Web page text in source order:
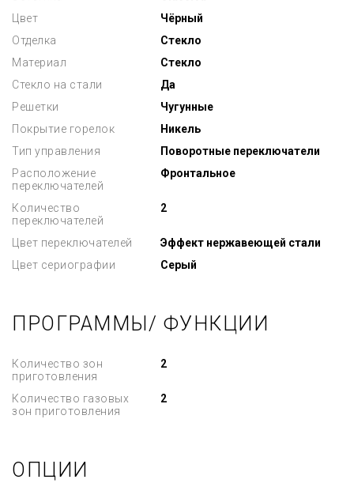
Цвет
Чёрный
Отделка
Стекло
Материал
Стекло
Стекло на стали
Да
Решетки
Чугунные
Покрытие горелок
Никель
Тип управления
Поворотные переключатели
Расположение
переключателей
Фронтальное
Количество
переключателей
2
Цвет переключателей
Эффект нержавеющей стали
Цвет сериографии
Серый
ПРОГРАММЫ/ ФУНКЦИИ
Количество зон
приготовления
2
Количество газовых
зон приготовления
2
ОПЦИИ